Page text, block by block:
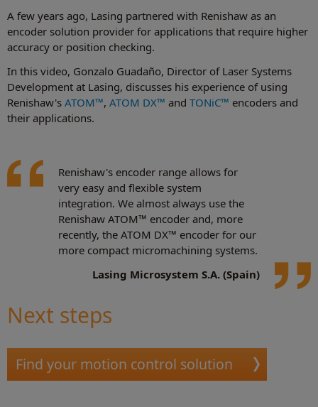
A few years ago, Lasing partnered with Renishaw as an
encoder solution provider for applications that require higher
accuracy or position checking.
In this video, Gonzalo Guadaño, Director of Laser Systems
Development at Lasing, discusses his experience of using
Renishaw's ATOM™, ATOM DX™ and TONiC™ encoders and
their applications.
Renishaw's encoder range allows for
very easy and flexible system
integration. We almost always use the
Renishaw ATOM™ encoder and, more
recently, the ATOM DX™ encoder for our
more compact micromachining systems.
Lasing Microsystem S.A. (Spain)
Next steps
Find your motion control solution